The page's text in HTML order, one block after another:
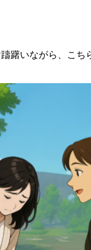
躇いながら、こち